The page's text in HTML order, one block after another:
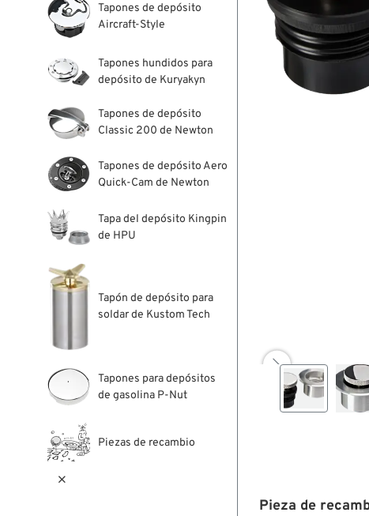
Tapones de depósito
Aircraft-Style
Tapones hundidos para
depósito de Kuryakyn
Tapones de depósito
Classic 200 de Newton
Tapones de depósito Aero
Quick-Cam de Newton
Tapa del depósito Kingpin
de HPU
Tapón de depósito para
soldar de Kustom Tech
Tapones para depósitos
de gasolina P-Nut
Piezas de recambio


Pieza de